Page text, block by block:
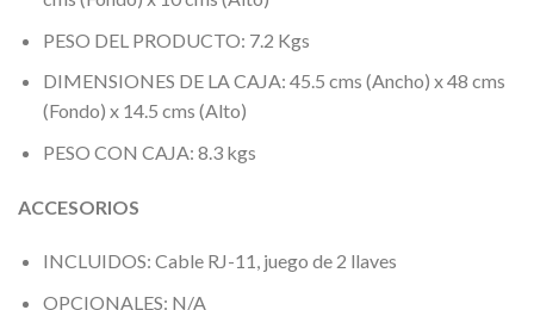
PESO DEL PRODUCTO: 7.2 Kgs
DIMENSIONES DE LA CAJA: 45.5 cms (Ancho) x 48 cms
(Fondo) x 14.5 cms (Alto)
PESO CON CAJA: 8.3 kgs
ACCESORIOS
INCLUIDOS: Cable RJ-11, juego de 2 llaves
OPCIONALES: N/A